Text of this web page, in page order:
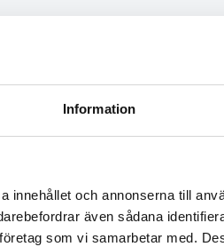
Information
innehållet och annonserna till
även sådana
som vi samarbetar med.